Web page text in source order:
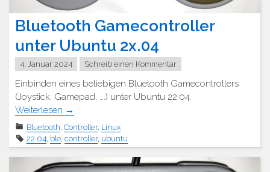
Bluetooth Gamecontroller
unter Ubuntu 2x.04
4. Januar 2024 Schreib einen Kommentar
Einbinden eines beliebigen Bluetooth Gamecontrollers
(Joystick, Gamepad, ….) unter Ubuntu 22.04.
Weiterlesen →
Bluetooth, Controller, Linux
22.04, ble, controller, ubuntu